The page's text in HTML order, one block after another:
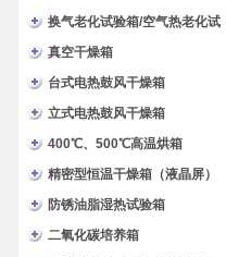
换气老化试验箱/空气热老化试
验箱
真空干燥箱
台式电热鼓风干燥箱
立式电热鼓风干燥箱
400℃、500℃高温烘箱
精密型恒温干燥箱（液晶屏）
防锈油脂湿热试验箱
二氧化碳培养箱